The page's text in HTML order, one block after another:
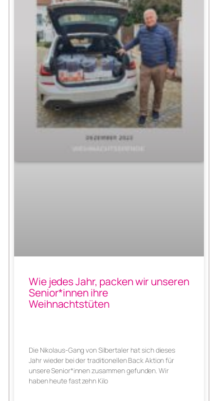
Wie jedes Jahr, packen wir unseren
Senior*innen ihre
Weihnachtstüten
Die Nikolaus-Gang von Silbertaler hat sich dieses
Jahr wieder bei der traditionellen Back Aktion für
unsere Senior*innen zusammen gefunden. Wir
haben heute fast zehn Kilo